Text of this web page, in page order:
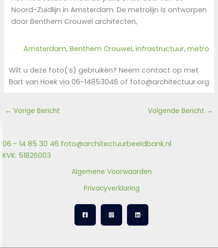
Noord-Zuidlijn in Amsterdam. De metrolijn is ontworpen
door Benthem Crouwel architecten,
Amsterdam, Benthem Crouwel, infrastructuur, metro
Wilt u deze foto(‘s) gebruiken? Neem contact op met
Bart van Hoek via 06-14853046 of foto@architectuur.org
← Vorige Bericht Volgende Bericht →
06 - 14 85 30 46 foto@architectuurbeeldbank.nl
KVK: 51826003
Algemene Voorwaarden
Privacyverklaring